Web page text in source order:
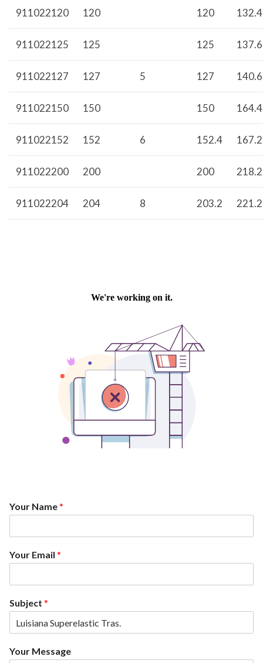
911022120 120 120 132.4
911022125 125 125 137.6
911022127 127 5 127 140.6
911022150 150 150 164.4
911022152 152 6 152.4 167.2
911022200 200 200 218.2
911022204 204 8 203.2 221.2
Your Name*
Y
u
E
m
a
l
Your Email *
Subject *
Your Message